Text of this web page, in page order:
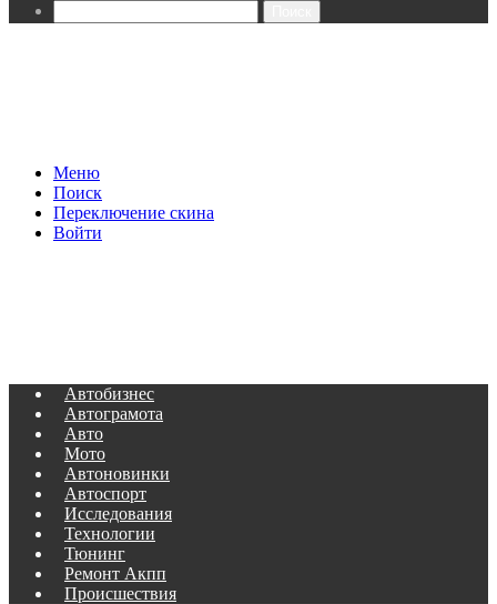
Меню
Поиск
Переключение скина
Войти
Автобизнес
Автограмота
Авто
Мото
Автоновинки
Автоспорт
Исследования
Технологии
Тюнинг
Ремонт Акпп
Происшествия